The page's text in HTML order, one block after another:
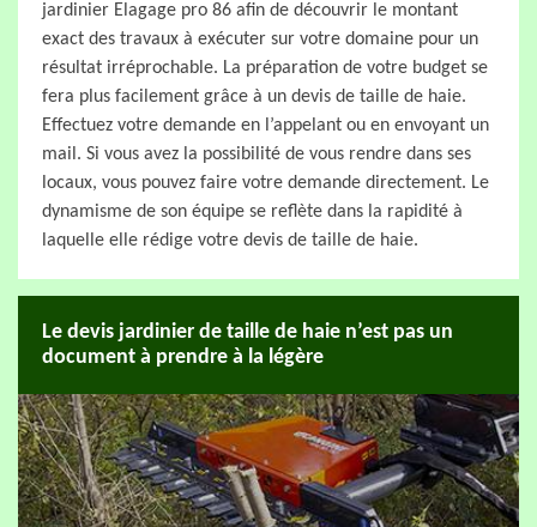
jardinier Elagage pro 86 afin de découvrir le montant
exact des travaux à exécuter sur votre domaine pour un
résultat irréprochable. La préparation de votre budget se
fera plus facilement grâce à un devis de taille de haie.
Effectuez votre demande en l’appelant ou en envoyant un
mail. Si vous avez la possibilité de vous rendre dans ses
locaux, vous pouvez faire votre demande directement. Le
dynamisme de son équipe se reflète dans la rapidité à
laquelle elle rédige votre devis de taille de haie.
Le devis jardinier de taille de haie n’est pas un
document à prendre à la légère